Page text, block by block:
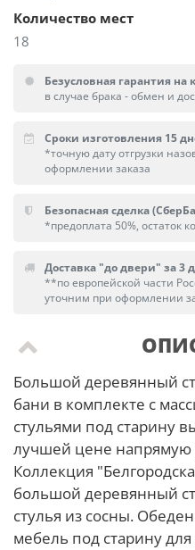
Количество мест
18
Безусловная гарантия на
в случае брака - обмен и
Сроки изготовления 15
*точную дату отгрузки
оформлении заказа
Безопасная сделка
*предоплата 50%, остаток
Доставка "до двери" за 3
**по европейской части
уточним при оформлении
Большой деревянный
бани в комплекте с
стульями под старину
лучшей цене напрямую
Коллекция
большой деревянный
стулья из сосны.
мебель под старину для